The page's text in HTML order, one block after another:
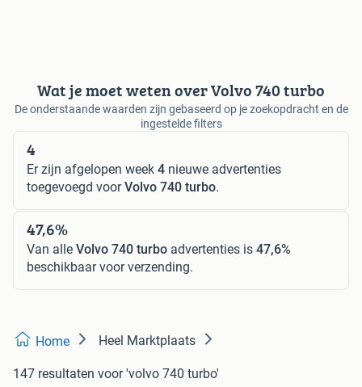
Wat je moet weten over Volvo 740 turbo
De onderstaande waarden zijn gebaseerd op je zoekopdracht en de
ingestelde filters
4
Er zijn afgelopen week 4 nieuwe advertenties
toegevoegd voorVolvo 740 turbo.
47,6%
Van alle Volvo 740 turbo advertenties is 47,6%
beschikbaar voor verzending.
Home Heel Marktplaats
147 resultaten voor 'volvo 740 turbo'